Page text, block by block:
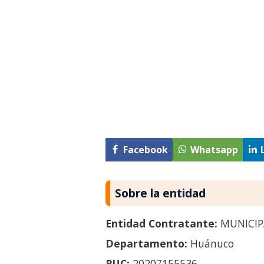
Facebook Whatsapp
Sobre la entidad
Entidad Contratante:
Departamento: Huánuco